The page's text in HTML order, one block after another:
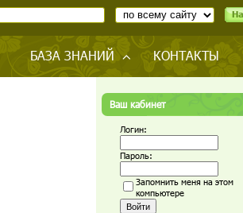
БАЗА ЗНАНИЙ КОНТАКТЫ
Ваш кабинет
Логин:
Пароль:
Запомнить меня на этом
компьютере